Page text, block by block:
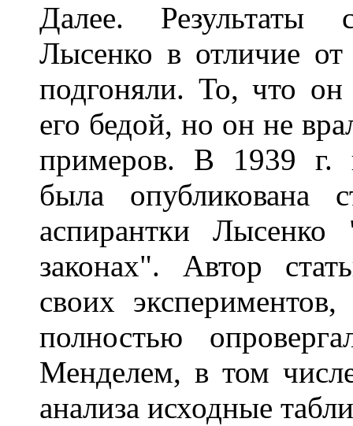
Далее. Результаты
Лысенко в отличие от
подгоняли. То, что
его бедой, но он не
примеров. В 1939 г.
была опубликована
аспирантки
законах". Автор
своих
полностью
Менделем, в том
анализа исходные